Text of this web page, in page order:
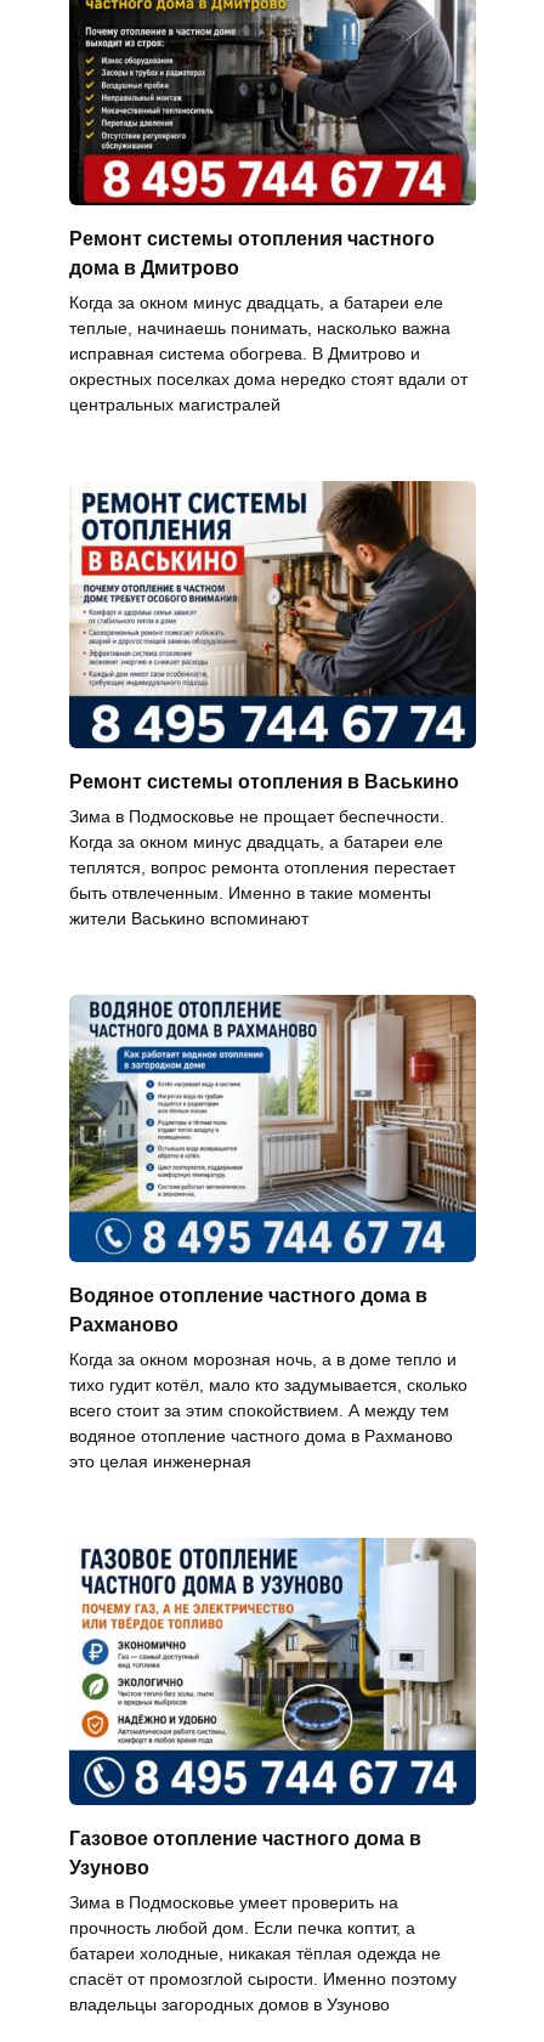
Ремонт системы отопления частного
дома в Дмитрово
Когда за окном минус двадцать, а батареи еле
теплые, начинаешь понимать, насколько важна
исправная система обогрева. В Дмитрово и
окрестных поселках дома нередко стоят вдали от
центральных магистралей
Ремонт системы отопления в Васькино
Зима в Подмосковье не прощает беспечности.
Когда за окном минус двадцать, а батареи еле
теплятся, вопрос ремонта отопления перестает
быть отвлеченным. Именно в такие моменты
жители Васькино вспоминают
Водяное отопление частного дома в
Рахманово
Когда за окном морозная ночь, а в доме тепло и
тихо гудит котёл, мало кто задумывается, сколько
всего стоит за этим спокойствием. А между тем
водяное отопление частного дома в Рахманово
это целая инженерная
Газовое отопление частного дома в
Узуново
Зима в Подмосковье умеет проверить на
прочность любой дом. Если печка коптит, а
батареи холодные, никакая тёплая одежда не
спасёт от промозглой сырости. Именно поэтому
владельцы загородных домов в Узуново